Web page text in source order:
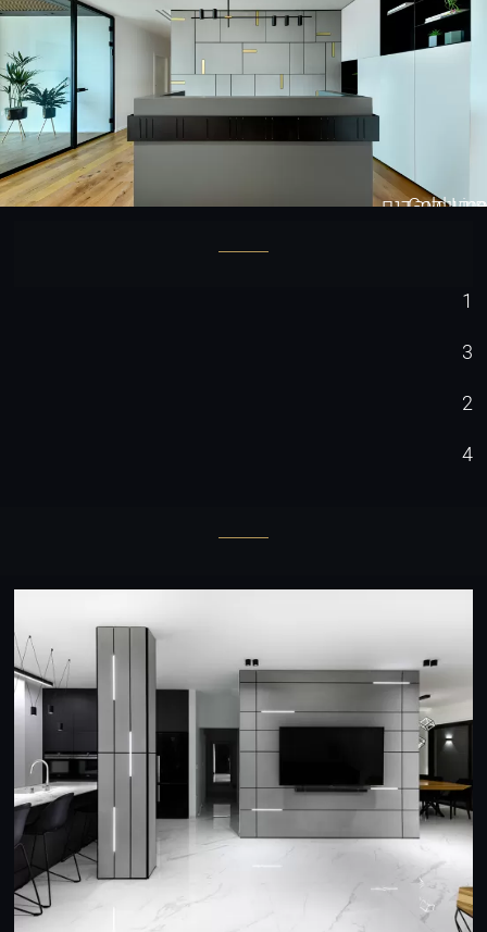
חיפוי קיר דגם
Gold Line
1
3
2
4